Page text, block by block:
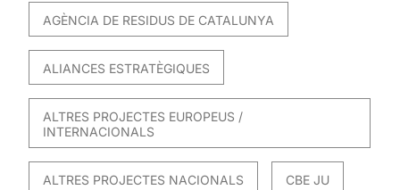
AGÈNCIA DE RESIDUS DE CATALUNYA
ALIANCES ESTRATÈGIQUES
ALTRES PROJECTES EUROPEUS /
INTERNACIONALS
ALTRES PROJECTES NACIONALS CBE JU